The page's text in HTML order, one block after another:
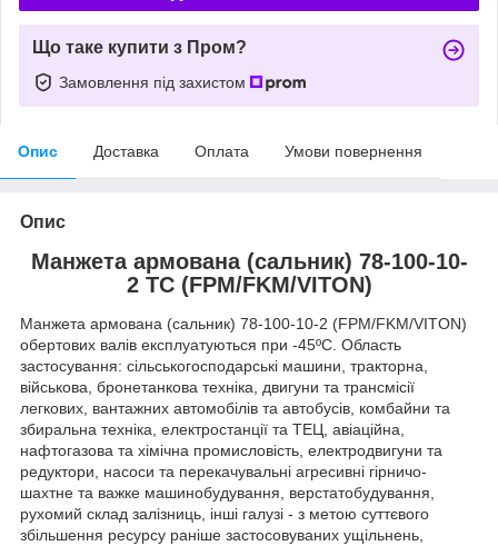
Що таке купити з Пром?
Замовлення під захистом
Опис Доставка Оплата Умови повернення
Опис
Манжета армована (сальник) 78-100-10-
2 TC (FPM/FKM/VITON)
Манжета армована (сальник) 78-100-10-2 (FPM/FKM/VITON)
обертових валів експлуатуються при -45ºC. Область
застосування: сільськогосподарські машини, тракторна,
військова, бронетанкова техніка, двигуни та трансмісії
легкових, вантажних автомобілів та автобусів, комбайни та
збиральна техніка, електростанції та ТЕЦ, авіаційна,
нафтогазова та хімічна промисловість, електродвигуни та
редуктори, насоси та перекачувальні агресивні гірничо-
шахтне та важке машинобудування, верстатобудування,
рухомий склад залізниць, інші галузі - з метою суттєвого
збільшення ресурсу раніше застосовуваних ущільнень,